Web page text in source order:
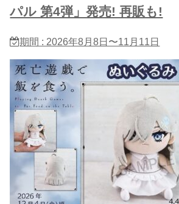
パル 第4弾」発売! 再販も!
期間 : 2026年8月8日〜11月11日